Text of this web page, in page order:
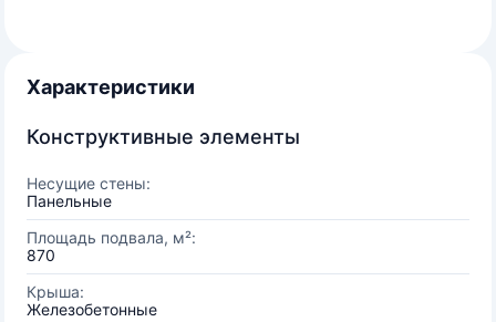
Характеристики
Конструктивные элементы
Несущие стены:
Панельные
Площадь подвала, м²:
870
Крыша:
Железобетонные